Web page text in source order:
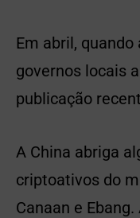
Em abril,
governos locais
publicação
A China abriga
criptoativos do
Canaan e